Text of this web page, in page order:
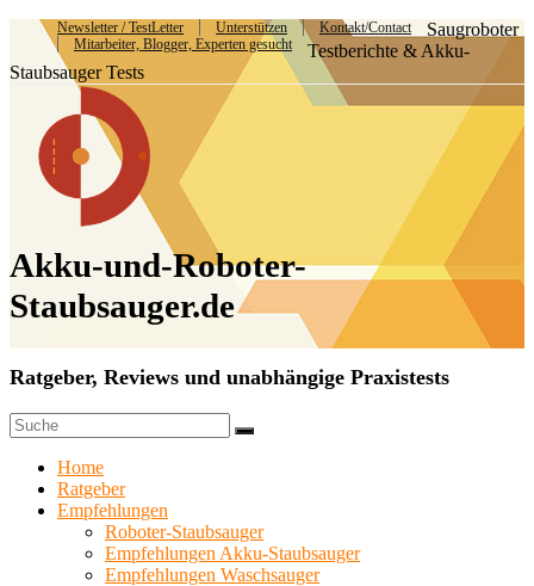
Newsletter / TestLetter Unterstützen
Kontakt/Contact
Mitarbeiter, Blogger, Experten gesucht
Saugroboter
Testberichte & Akku-
Staubsauger Tests
Akku-und-Roboter-
Staubsauger.de
Ratgeber, Reviews und unabhängige Praxistests
Home
Ratgeber
Empfehlungen
Roboter-Staubsauger
Empfehlungen Akku-Staubsauger
Empfehlungen Waschsauger